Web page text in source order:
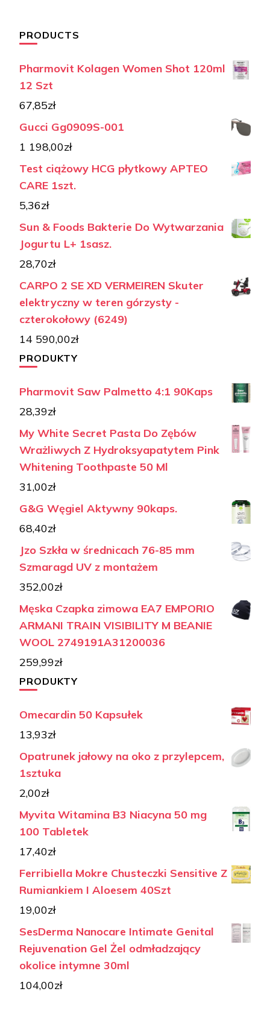
PRODUCTS
Pharmovit Kolagen Women Shot 120ml
12 Szt
67,85zł
Gucci Gg0909S-001
1 198,00zł
Test ciążowy HCG płytkowy APTEO
CARE 1szt.
5,36zł
Sun & Foods Bakterie Do Wytwarzania
Jogurtu L+ 1sasz.
28,70zł
CARPO 2 SE XD VERMEIREN Skuter
elektryczny w teren górzysty -
czterokołowy (6249)
14 590,00zł
PRODUKTY
Pharmovit Saw Palmetto 4:1 90Kaps
28,39zł
My White Secret Pasta Do Zębów
Wrażliwych Z Hydroksyapatytem Pink
Whitening Toothpaste 50 Ml
31,00zł
G&G Węgiel Aktywny 90kaps.
68,40zł
Jzo Szkła w średnicach 76-85 mm
Szmaragd UV z montażem
352,00zł
Męska Czapka zimowa EA7 EMPORIO
ARMANI TRAIN VISIBILITY M BEANIE
WOOL 2749191A31200036
259,99zł
PRODUKTY
Omecardin 50 Kapsułek
13,93zł
Opatrunek jałowy na oko z przylepcem,
1sztuka
2,00zł
Myvita Witamina B3 Niacyna 50 mg
100 Tabletek
17,40zł
Ferribiella Mokre Chusteczki Sensitive Z
Rumiankiem I Aloesem 40Szt
19,00zł
SesDerma Nanocare Intimate Genital
Rejuvenation Gel Żel odmładzający
okolice intymne 30ml
104,00zł